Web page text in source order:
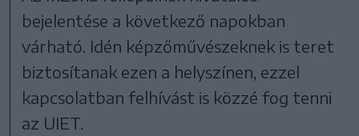
bejelentése a következő napokban
várható. Idén képzőművészeknek is teret
biztosítanak ezen a helyszínen, ezzel
kapcsolatban felhívást is közzé fog tenni
az UIET.